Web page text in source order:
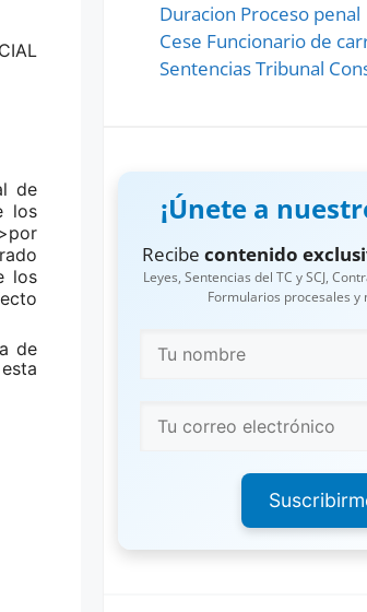
de
los
los
de
Duracion Proceso penal
Cese Funcionario de
Sentencias Tribunal
¡Únete a
Recibecontenido
Leyes, Sentencias del TC y SCJ,
Formularios procesales y